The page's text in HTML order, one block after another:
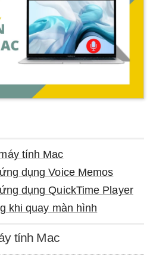
tính Mac
dụng Voice Memos
dụng QuickTime Player
khi quay màn hình
tính Mac